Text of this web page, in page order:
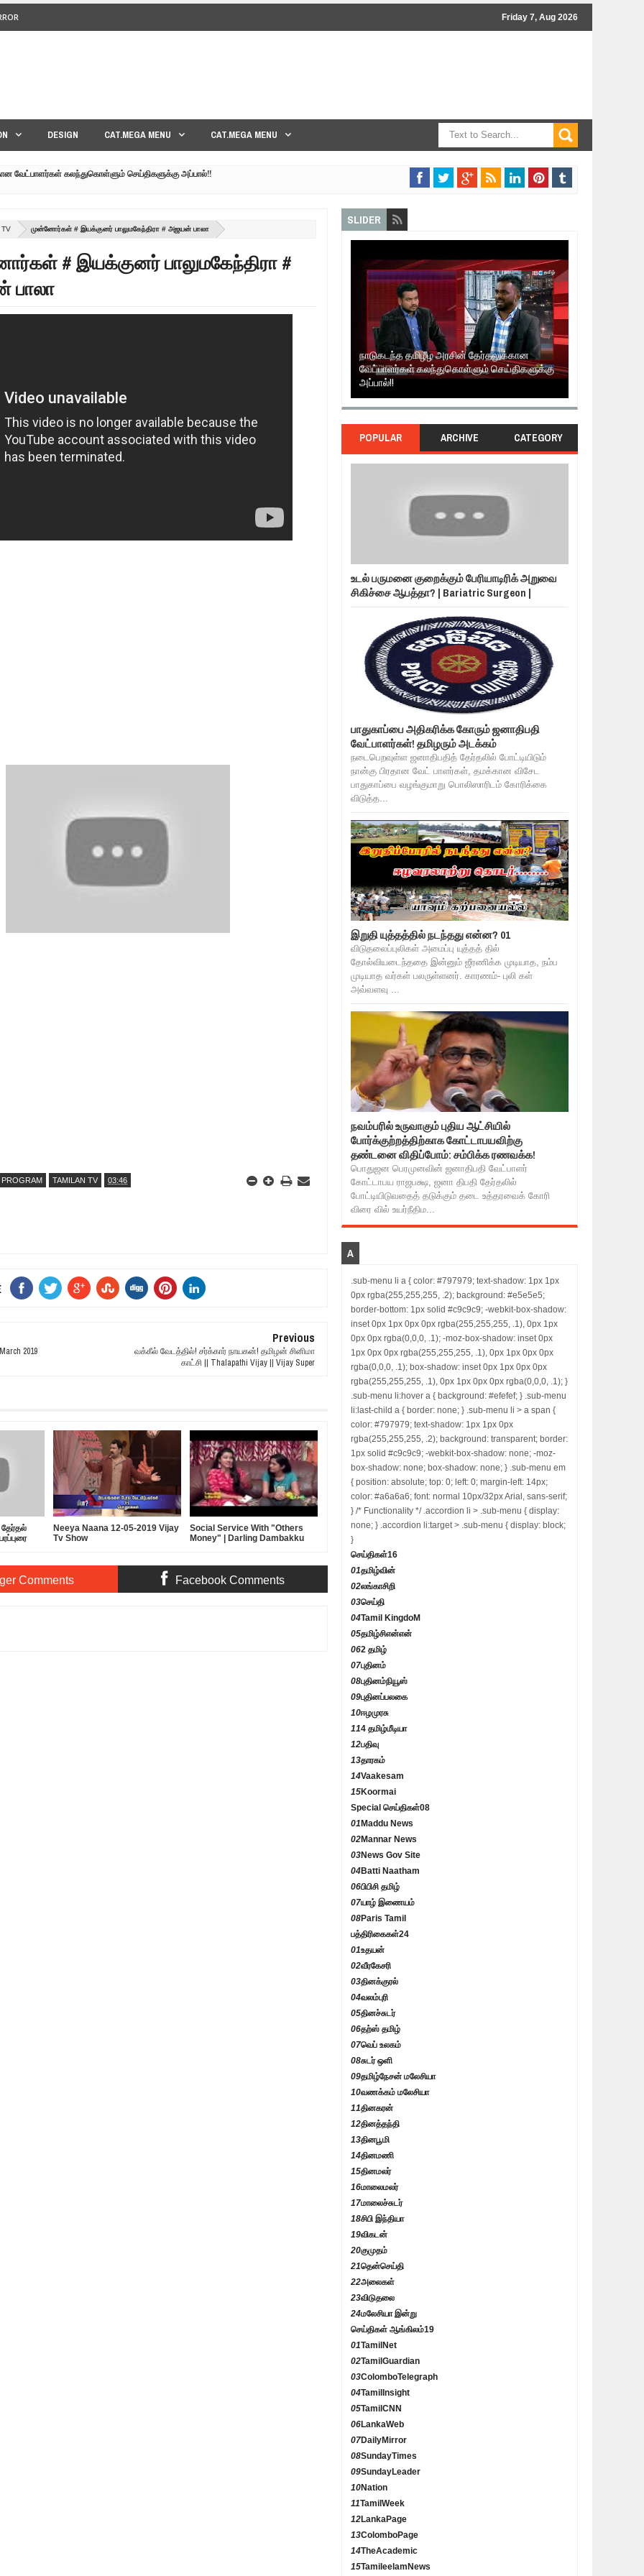
Friday 7, Aug 2026
DESIGN CAT.MEGA MENU CAT.MEGA MENU
அமீர் | 6TH APRIL AGNI PAARVAI DIRECTOR AMEER
நடந்தது என்ன??| GENEVA LIVE PART-02
| GENEVA LIVE PART-03 | SRI LANKA
THE TAMIL EELAM CAUSE TAMIL NEWS LIVE
வரலாற்று பெருமை கொண்ட வல்வை மண் !!!
மக்களும் - விசேட செய்திகளுக்கு அப்பால்
TV முன்னோர்கள் # இயக்குனர் பாலுமகேந்திரா # அஜயன் பாலா
# இயக்குனர் பாலுமகேந்திரா #
பாலா
PROGRAM TAMILAN TV 03:46
2019
Previous
வக்கீல் வேடத்தில்! சர்க்கார் நாயகன்! தமிழன் சினிமா
காட்சி || Thalapathi Vijay || Vijay Super
Neeya Naana 12-05-2019 Vijay
Tv Show
Social Service With "Others
Money" | Darling Dambakku
Comments Facebook Comments
SLIDER
தமிழ் தேசியம் VS திராவிடம் - இயக்குனர் அமீர் |
6TH APRIL AGNI PAARVAI DIRECTOR AMEER
POPULAR ARCHIVE CATEGORY
உடல் பருமனை குறைக்கும் பேரியாடிரிக் அறுவை
சிகிச்சை ஆபத்தா? | Bariatric Surgeon |
பாதுகாப்பை அதிகரிக்க கோரும் ஜனாதிபதி
வேட்பாளர்கள்! தமிழரும் அடக்கம்
நடைபெறவுள்ள ஜனாதிபதித் தேர்தலில் போட்டியிடும்
நான்கு பிரதான வேட் பாளர்கள், தமக்கான விசேட
பாதுகாப்பை வழங்குமாறு பொலிஸாரிடம் கோரிக்கை
விடுத்த...
இறுதி யுத்தத்தில் நடந்தது என்ன? 01
விடுதலைப்புலிகள் அமைப்பு யுத்தத் தில்
தோல்வியடைந்ததை இன்னும் ஜீரணிக்க முடியாத, நம்ப
முடியாத வர்கள் பலருள்ளனர். காரணம்- புலி கள்
அவ்வளவு ...
நவம்பரில் உருவாகும் புதிய ஆட்சியில்
போர்க்குற்றத்திற்காக கோட்டாபயவிற்கு
தண்டனை விதிப்போம்: சம்பிக்க ரணவக்க!
பொதுஜன பெரமுனவின் ஜனாதிபதி வேட்பாளர்
கோட்டாபய ராஜபக்ஷ, ஜனா திபதி தேர்தலில்
போட்டியிடுவதைத் தடுக்கும் தடை உத்தரவைக் கோரி
விரை வில் உயர்நீதிம...
A
.sub-menu li a { color: #797979; text-shadow: 1px 1px
0px rgba(255,255,255, .2); background: #e5e5e5;
border-bottom: 1px solid #c9c9c9; -webkit-box-shadow:
inset 0px 1px 0px 0px rgba(255,255,255, .1), 0px 1px
0px 0px rgba(0,0,0, .1); -moz-box-shadow: inset 0px
1px 0px 0px rgba(255,255,255, .1), 0px 1px 0px 0px
rgba(0,0,0, .1); box-shadow: inset 0px 1px 0px 0px
rgba(255,255,255, .1), 0px 1px 0px 0px rgba(0,0,0, .1); }
.sub-menu li:hover a { background: #efefef; } .sub-menu
li:last-child a { border: none; } .sub-menu li > a span {
color: #797979; text-shadow: 1px 1px 0px
rgba(255,255,255, .2); background: transparent; border:
1px solid #c9c9c9; -webkit-box-shadow: none; -moz-
box-shadow: none; box-shadow: none; } .sub-menu em
{ position: absolute; top: 0; left: 0; margin-left: 14px;
color: #a6a6a6; font: normal 10px/32px Arial, sans-serif;
} /* Functionality */ .accordion li > .sub-menu { display:
none; } .accordion li:target > .sub-menu { display: block;
}
செய்திகள்16
01தமிழ்வின்
02லங்காசிறி
03செய்தி
04Tamil KingdoM
05தமிழ்சிஎன்என்
062 தமிழ்
07புதினம்
08புதினம்நியூஸ்
09புதினப்பலகை
10ஈழமுரசு
114 தமிழ்மீடியா
12பதிவு
13தாரகம்
14Vaakesam
15Koormai
Special செய்திகள்08
01 Maddu News
02Mannar News
03News Gov Site
04Batti Naatham
06பிபிசி தமிழ்
07யாழ் இணையம்
08Paris Tamil
பத்திரிகைகள்24
01உதயன்
02வீரகேசரி
03தினக்குரல்
04வலம்புரி
05தினச்சுடர்
06தற்ஸ் தமிழ்
07வெப் உலகம்
08சுடர் ஒளி
09தமிழ்நேசன் மலேசியா
10வணக்கம் மலேசியா
11தினகரன்
12தினத்தந்தி
13தினபூமி
14தினமணி
15தினமலர்
16மாலைமலர்
17மாலைச்சுடர்
18சிபி இந்தியா
19விகடன்
20குமுதம்
21தென்செய்தி
22அலைகள்
23விடுதலை
24மலேசியா இன்று
செய்திகள் ஆங்கிலம்19
01TamilNet
02TamilGuardian
03ColomboTelegraph
04TamilInsight
05TamilCNN
06LankaWeb
07DailyMirror
08SundayTimes
09SundayLeader
10Nation
11TamilWeek
12LankaPage
13ColomboPage
14TheAcademic
15TamileelamNews